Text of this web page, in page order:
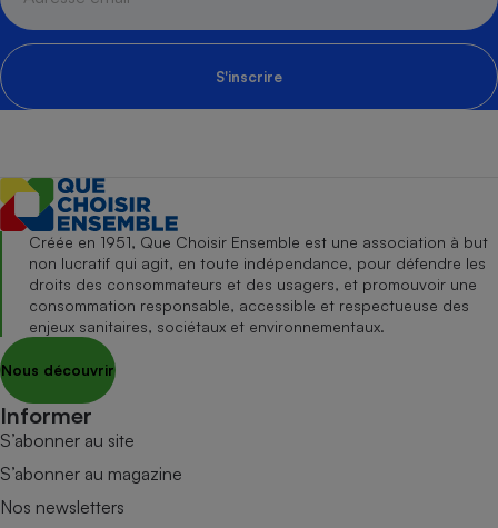
S'inscrire
Créée en 1951, Que Choisir Ensemble est une association à but
non lucratif qui agit, en toute indépendance, pour défendre les
droits des consommateurs et des usagers, et promouvoir une
consommation responsable, accessible et respectueuse des
enjeux sanitaires, sociétaux et environnementaux.
Nous découvrir
Informer
S’abonner au site
S’abonner au magazine
Nos newsletters